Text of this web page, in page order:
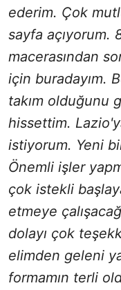
ederim. Çok
sayfa açıyorum.
macerasından
için buradayım.
takım olduğunu
hissettim.
istiyorum. Yeni
Önemli işler
çok istekli
etmeye
dolayı çok
elimden geleni
formamın terli